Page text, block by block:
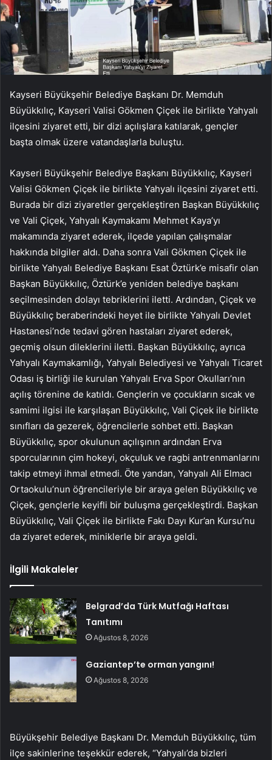
Kayseri Büyükşehir Belediye Başkanı Dr. Memduh
Büyükkılıç, Kayseri Valisi Gökmen Çiçek ile birlikte Yahyalı
ilçesini ziyaret etti, bir dizi açılışlara katılarak, gençler
başta olmak üzere vatandaşlarla buluştu.
Kayseri Büyükşehir Belediye Başkanı Büyükkılıç, Kayseri
Valisi Gökmen Çiçek ile birlikte Yahyalı ilçesini ziyaret etti.
Burada bir dizi ziyaretler gerçekleştiren Başkan Büyükkılıç
ve Vali Çiçek, Yahyalı Kaymakamı Mehmet Kaya’yı
makamında ziyaret ederek, ilçede yapılan çalışmalar
hakkında bilgiler aldı. Daha sonra Vali Gökmen Çiçek ile
birlikte Yahyalı Belediye Başkanı Esat Öztürk’e misafir olan
Başkan Büyükkılıç, Öztürk’e yeniden belediye başkanı
seçilmesinden dolayı tebriklerini iletti. Ardından, Çiçek ve
Büyükkılıç beraberindeki heyet ile birlikte Yahyalı Devlet
Hastanesi’nde tedavi gören hastaları ziyaret ederek,
geçmiş olsun dileklerini iletti. Başkan Büyükkılıç, ayrıca
Yahyalı Kaymakamlığı, Yahyalı Belediyesi ve Yahyalı Ticaret
Odası iş birliği ile kurulan Yahyalı Erva Spor Okulları’nın
açılış törenine de katıldı. Gençlerin ve çocukların sıcak ve
samimi ilgisi ile karşılaşan Büyükkılıç, Vali Çiçek ile birlikte
sınıfları da gezerek, öğrencilerle sohbet etti. Başkan
Büyükkılıç, spor okulunun açılışının ardından Erva
sporcularının çim hokeyi, okçuluk ve ragbi antrenmanlarını
takip etmeyi ihmal etmedi. Öte yandan, Yahyalı Ali Elmacı
Ortaokulu’nun öğrencileriyle bir araya gelen Büyükkılıç ve
Çiçek, gençlerle keyifli bir buluşma gerçekleştirdi. Başkan
Büyükkılıç, Vali Çiçek ile birlikte Fakı Dayı Kur’an Kursu’nu
da ziyaret ederek, miniklerle bir araya geldi.
İlgili Makaleler
Belgrad’da Türk Mutfağı Haftası
Tanıtımı
Ağustos 8, 2026
Gaziantep’te orman yangını!
Ağustos 8, 2026
Büyükşehir Belediye Başkanı Dr. Memduh Büyükkılıç, tüm
ilçe sakinlerine teşekkür ederek, “Yahyalı’da bizleri